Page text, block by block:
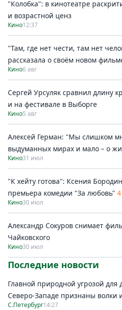
"Колобка": в кинотеатре
и возрастной ценз
Кино12:37
"Там, где нет чести, там нет
рассказала о своём новом
Кино6 авг
Сергей Урсуляк сравнил длину
и на фестивале в Выборге
Кино5 авг
Алексей Герман: "Мы слишком
выдуманных мирах и мало – о
Кино31 июл
"К хейту готова": Ксения
премьера комедии "За любовь"
Кино30 июл
Александр Сокуров снимает
Чайковского
Кино30 июл
Последние новости
Главной природной угрозой
Северо-Западе признаны волки
С.Петербург14:27